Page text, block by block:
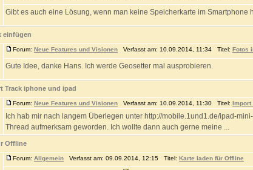
Gibt es auch eine Lösung, wenn man keine Speicherkarte im Smartphone
einfügen
Forum: Neue Features und Visionen Verfasst am: 10.09.2014, 11:34 Titel: Fotos
Gute Idee, danke Hans. Ich werde Geosetter mal ausprobieren.
Track iphone und ipad
Forum: Neue Features und Visionen Verfasst am: 10.09.2014, 11:30 Titel: Import
Ich hab mir nach langem Überlegen unter http://mobile.1und1.de/ipad-
Thread aufmerksam geworden. Ich wollte dann auch gerne meine ...
Offline
Forum: Allgemein Verfasst am: 09.09.2014, 12:15 Titel: Karte laden für Offline